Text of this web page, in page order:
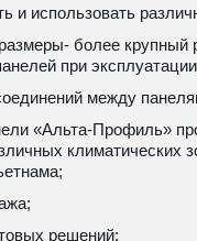
и использовать
более крупный
при
между
«Альта-Профиль»
климатических
решений;